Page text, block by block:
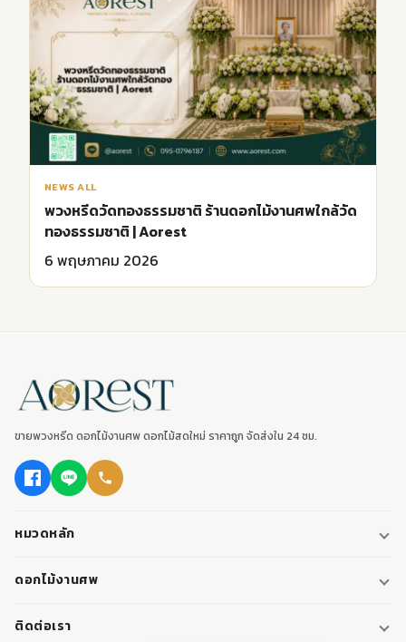
NEWS ALL
พวงหรีดวัดทองธรรมชาติ ร้านดอกไม้งานศพใกล้วัด
ทองธรรมชาติ | Aorest
6 พฤษภาคม 2026
ขายพวงหรีด ดอกไม้งานศพ ดอกไม้สดใหม่ ราคาถูก จัดส่งใน 24 ชม.
หมวดหลัก
พวงหรีด
พวงหรีดมาลา
ดอกไม้งานศพ
ดอกไม้หน้าศพ
ติดต่อเรา